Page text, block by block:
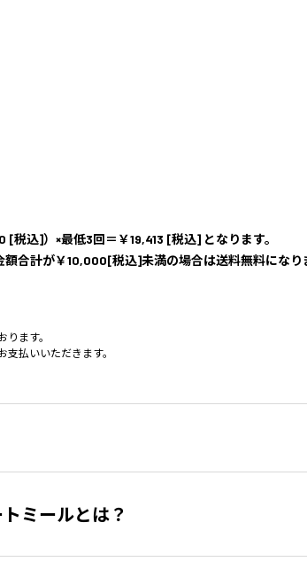
込]）×最低3回＝￥19,413 [税込] となります。
合計が￥10,000[税込]未満の場合は送料無料になり
ます。
払いいただきます。
ミールとは？